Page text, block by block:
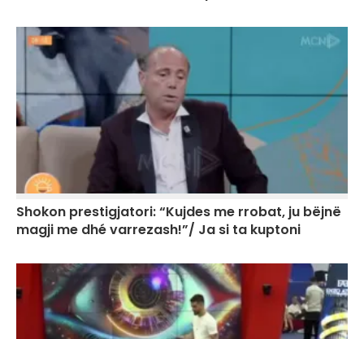
Shokon prestigjatori: “Kujdes me rrobat, ju bëjnë
magji me dhé varrezash!”/ Ja si ta kuptoni